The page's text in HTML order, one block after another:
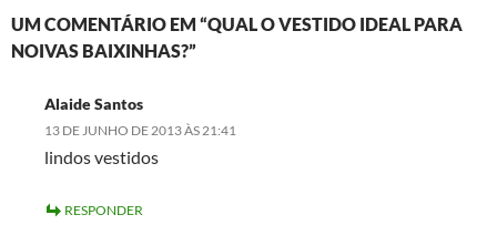
UM COMENTÁRIO EM “QUAL O VESTIDO IDEAL PARA
NOIVAS BAIXINHAS?”
Alaide Santos
13 DE JUNHO DE 2013 ÀS 21:41
lindos vestidos
RESPONDER